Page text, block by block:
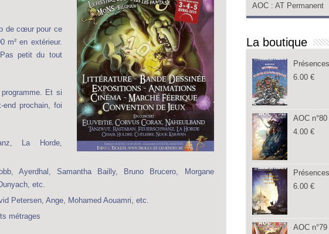
de cœur pour ce
m² en extérieur.
petit du tout
Et si
end prochain, foi
La Horde,
Ayerdhal, Samantha Bailly, Bruno Brucero, Morgane
etc.
Petersen, Ange, Mohamed Aouamri, etc.
métrages
AOC : AT Permanent
La boutique
6.00 €
AOC n°80
4.00 €
6.00 €
AOC n°79